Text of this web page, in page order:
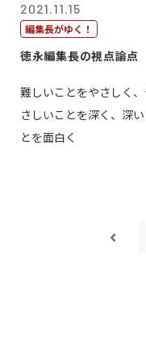
2021.11.15
編集長がゆく！
徳永編集長の視点論点
難しいことをやさしく
さしいことを深く、深い
とを面白く